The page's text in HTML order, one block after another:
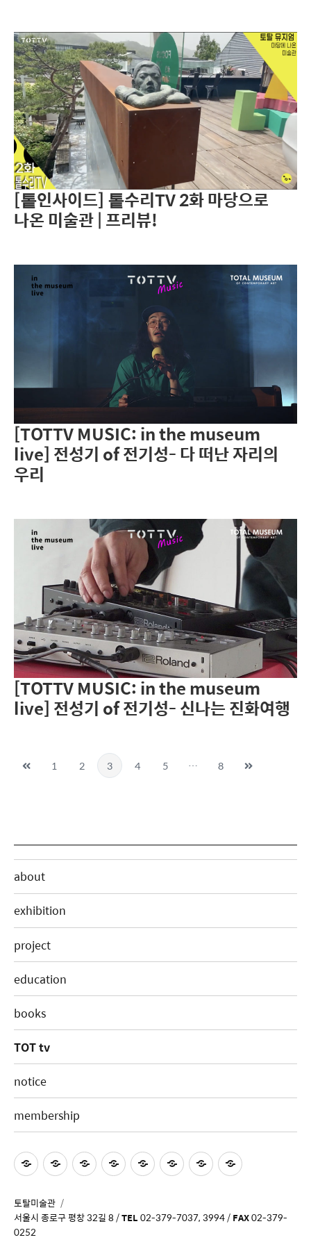
[톹인사이드] 톹수리TV 2화 마당으로
나온 미술관 | 프리뷰!
[TOTTV MUSIC: in the museum
live] 전성기 of 전기성- 다 떠난 자리의
우리
[TOTTV MUSIC: in the museum
live] 전성기 of 전기성- 신나는 진화여행
1 2 3 4 5 … 8
about
exhibition
project
education
books
TOT tv
notice
membership
토탈미술관
서울시 종로구 평창 32길 8 /TEL02-379-7037, 3994 /FAX02-379-
0252